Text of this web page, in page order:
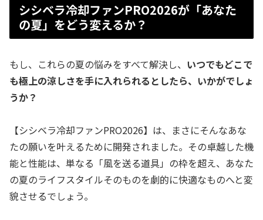
シシベラ冷却ファンPRO2026が「あなた
の夏」をどう変えるか？
もし、これらの夏の悩みをすべて解決し、 いつでもどこで
も極上の涼しさを手に入れられるとしたら、いかがでしょ
うか？
【シシベラ冷却ファンPRO2026】は、まさにそんなあな
たの願いを叶えるために開発されました。その卓越した機
能と性能は、単なる「風を送る道具」の枠を超え、あなた
の夏のライフスタイルそのものを劇的に快適なものへと変
貌させるでしょう。